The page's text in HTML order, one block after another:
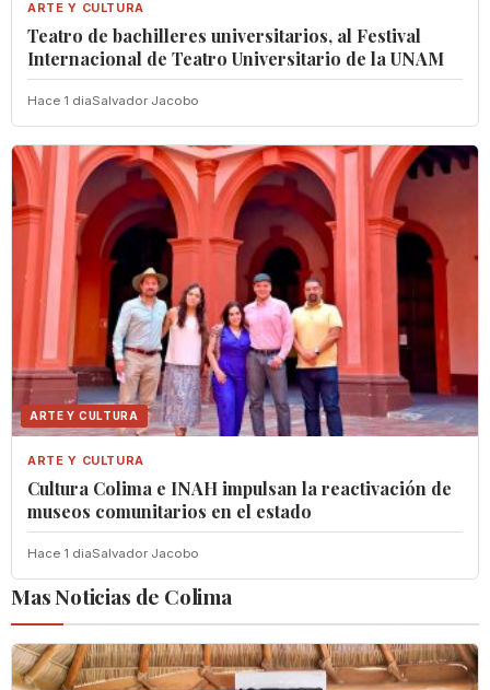
ARTE Y CULTURA
Teatro de bachilleres universitarios, al Festival
Internacional de Teatro Universitario de la UNAM
Hace 1 diaSalvador Jacobo
ARTE Y CULTURA
ARTE Y CULTURA
Cultura Colima e INAH impulsan la reactivación de
museos comunitarios en el estado
Hace 1 diaSalvador Jacobo
Mas Noticias de Colima